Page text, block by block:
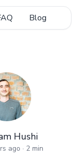
Blog
Hushi
Hushi
ago · 2 min